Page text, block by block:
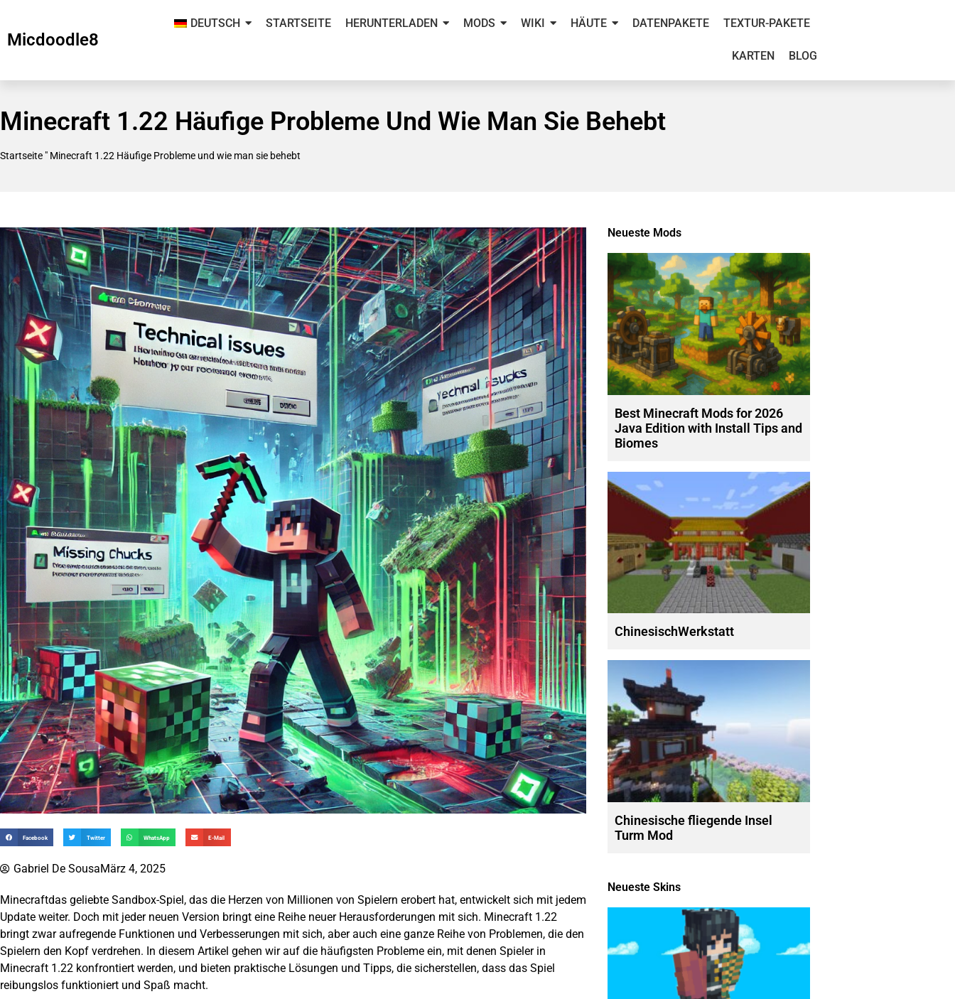
Micdoodle8
DEUTSCH STARTSEITE HERUNTERLADEN MODS WIKI HÄUTE DATENPAKETE TEXTUR-PAKETE
KARTEN BLOG
Minecraft 1.22 Häufige Probleme Und Wie Man Sie Behebt
Startseite " Minecraft 1.22 Häufige Probleme und wie man sie behebt
Facebook Twitter WhatsApp E-Mail
Gabriel De SousaMärz 4, 2025
Minecraftdas geliebte Sandbox-Spiel, das die Herzen von Millionen von Spielern erobert hat, entwickelt sich mit jedem
Update weiter. Doch mit jeder neuen Version bringt eine Reihe neuer Herausforderungen mit sich. Minecraft 1.22
bringt zwar aufregende Funktionen und Verbesserungen mit sich, aber auch eine ganze Reihe von Problemen, die den
Spielern den Kopf verdrehen. In diesem Artikel gehen wir auf die häufigsten Probleme ein, mit denen Spieler in
Minecraft 1.22 konfrontiert werden, und bieten praktische Lösungen und Tipps, die sicherstellen, dass das Spiel
reibungslos funktioniert und Spaß macht.
Neueste Mods
Best Minecraft Mods for 2026
Java Edition with Install Tips and
Biomes
ChinesischWerkstatt
Chinesische fliegende Insel
Turm Mod
Neueste Skins